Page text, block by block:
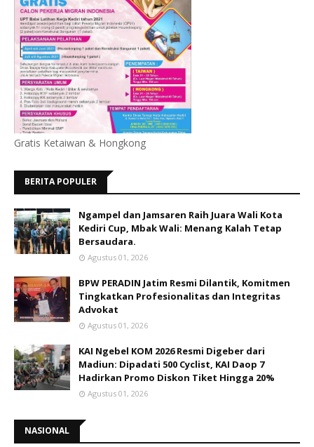
Gratis Ketaiwan & Hongkong
BERITA POPULER
Ngampel dan Jamsaren Raih Juara Wali Kota
Kediri Cup, Mbak Wali: Menang Kalah Tetap
Bersaudara.
Agustus 01, 2026
BPW PERADIN Jatim Resmi Dilantik, Komitmen
Tingkatkan Profesionalitas dan Integritas
Advokat
Agustus 01, 2026
KAI Ngebel KOM 2026 Resmi Digeber dari
Madiun: Dipadati 500 Cyclist, KAI Daop 7
Hadirkan Promo Diskon Tiket Hingga 20%
Agustus 01, 2026
NASIONAL